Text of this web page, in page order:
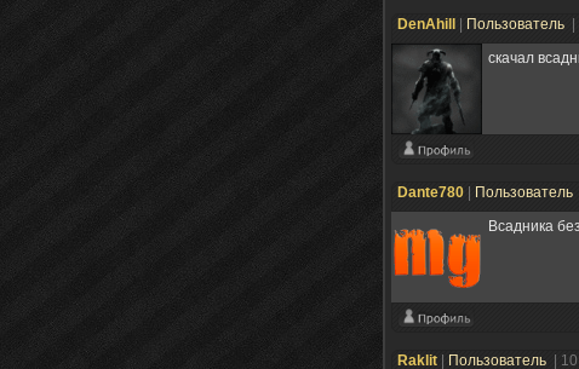
DenAhill Пользователь
скачал
Dante780 Пользователь
Всадника
Raklit Пользователь |